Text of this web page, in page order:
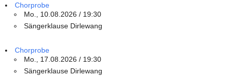
Chorprobe
Mo., 10.08.2026 / 19:30
Sängerklause Dirlewang
Chorprobe
Mo., 17.08.2026 / 19:30
Sängerklause Dirlewang